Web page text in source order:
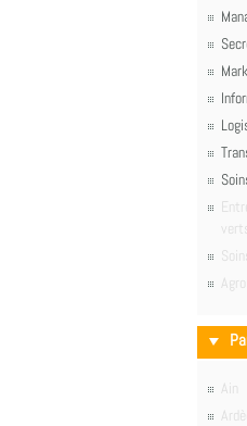
Ain